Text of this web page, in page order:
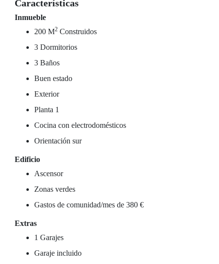
Características
Inmueble
200 M2 Construidos
3 Dormitorios
3 Baños
Buen estado
Exterior
Planta 1
Cocina con electrodomésticos
Orientación sur
Edificio
Ascensor
Zonas verdes
Gastos de comunidad/mes de 380 €
Extras
1 Garajes
Garaje incluido